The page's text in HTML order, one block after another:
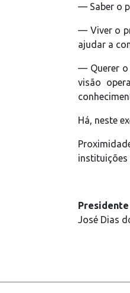
— Saber o
— Viver o
ajudar a
— Querer o
visão
Há, neste
instituições
José Dias